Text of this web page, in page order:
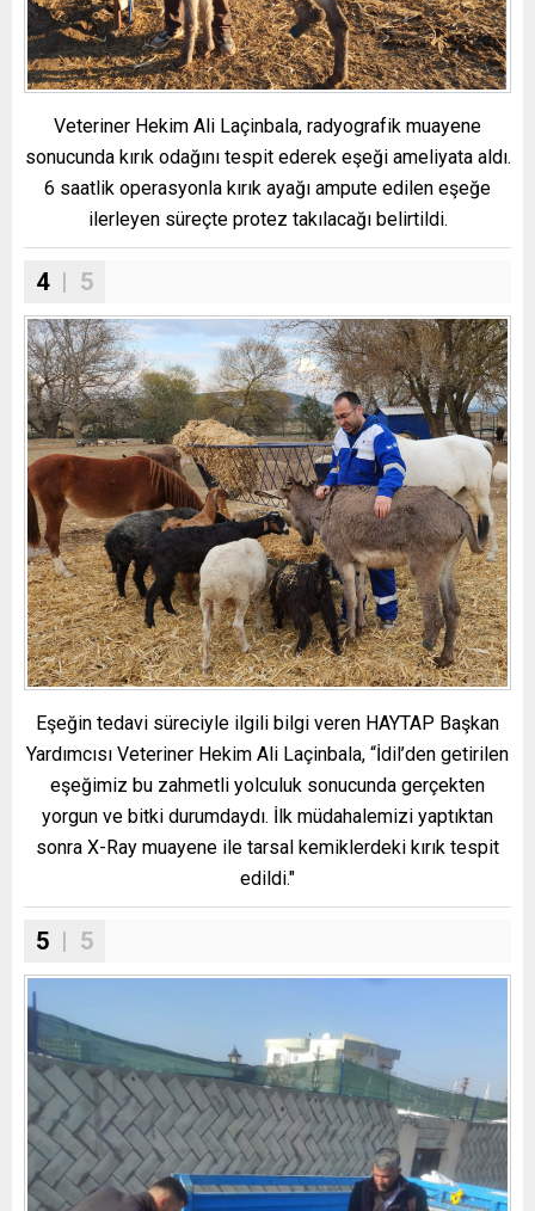
Veteriner Hekim Ali Laçinbala, radyografik muayene
sonucunda kırık odağını tespit ederek eşeği ameliyata aldı.
6 saatlik operasyonla kırık ayağı ampute edilen eşeğe
ilerleyen süreçte protez takılacağı belirtildi.
4| 5
Eşeğin tedavi süreciyle ilgili bilgi veren HAYTAP Başkan
Yardımcısı Veteriner Hekim Ali Laçinbala, “İdil’den getirilen
eşeğimiz bu zahmetli yolculuk sonucunda gerçekten
yorgun ve bitki durumdaydı. İlk müdahalemizi yaptıktan
sonra X-Ray muayene ile tarsal kemiklerdeki kırık tespit
edildi."
5 | 5